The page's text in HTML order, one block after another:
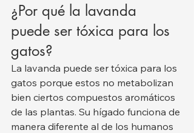
¿Por qué la lavanda
puede ser tóxica para los
gatos?
La lavanda puede ser tóxica para los
gatos porque estos no metabolizan
bien ciertos compuestos aromáticos
de las plantas. Su hígado funciona de
manera diferente al de los humanos